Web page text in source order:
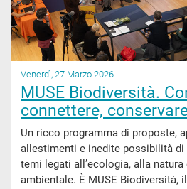
Venerdì, 27 Marzo 2026
MUSE Biodiversità.
connettere,
Un ricco programma di proposte,
allestimenti e inedite possibilità
temi legati all’ecologia, alla
ambientale. È MUSE Biodiversità,